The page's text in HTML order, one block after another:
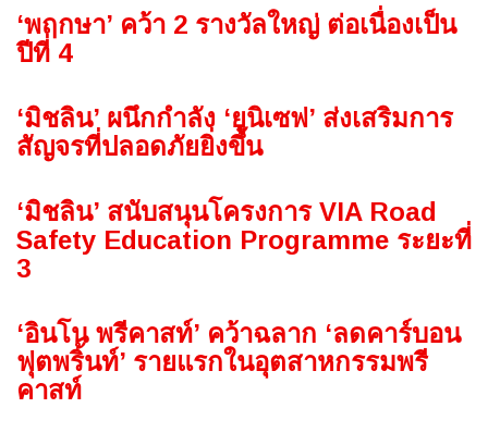
‘พฤกษา’ คว้า 2 รางวัลใหญ่ ต่อเนื่องเป็น
ปีที่ 4
‘มิชลิน’ ผนึกกำลัง ‘ยูนิเซฟ’ ส่งเสริมการ
สัญจรที่ปลอดภัยยิ่งขึ้น
‘มิชลิน’ สนับสนุนโครงการ VIA Road
Safety Education Programme ระยะที่
3
‘อินโน พรีคาสท์’ คว้าฉลาก ‘ลดคาร์บอน
ฟุตพริ้นท์’ รายแรกในอุตสาหกรรมพรี
คาสท์